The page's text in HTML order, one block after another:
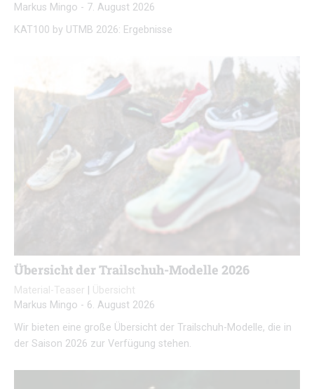
Markus Mingo - 7. August 2026
KAT100 by UTMB 2026: Ergebnisse
Übersicht der Trailschuh-Modelle 2026
Material-Teaser
Übersicht
Markus Mingo - 6. August 2026
Wir bieten eine große Übersicht der Trailschuh-Modelle, die in
der Saison 2026 zur Verfügung stehen.